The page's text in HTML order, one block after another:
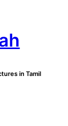
in Tamil